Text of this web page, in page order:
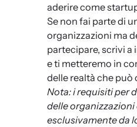
aderire come
Se non fai parte di
organizzazioni ma
partecipare, scrivi
e ti metteremo in
delle realtà che
Nota: i requisiti per
delle
esclusivamente da